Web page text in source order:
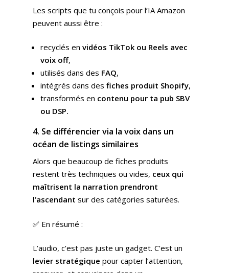
Les scripts que tu conçois pour l’IA Amazon
peuvent aussi être :
recyclés en vidéos TikTok ou Reels avec
voix off,
utilisés dans des FAQ,
intégrés dans des fiches produit Shopify,
transformés en contenu pour ta pub SBV
ou DSP.
4. Se différencier via la voix dans un
océan de listings similaires
Alors que beaucoup de fiches produits
restent très techniques ou vides, ceux qui
maîtrisent la narration prendront
l’ascendant sur des catégories saturées.
✅ En résumé :
L’audio, c’est pas juste un gadget. C’est un
levier stratégique pour capter l’attention,